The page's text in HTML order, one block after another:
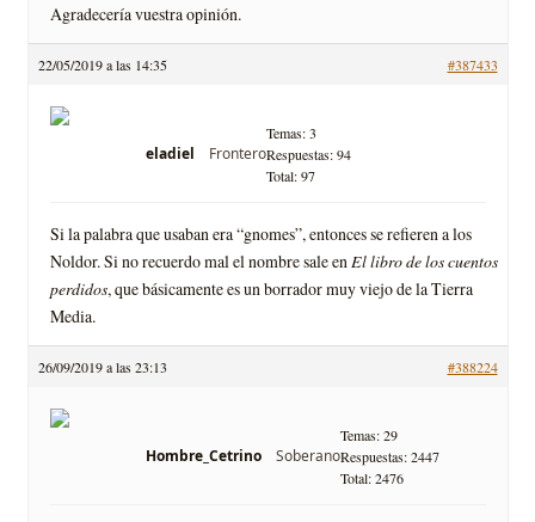
Agradecería vuestra opinión.
22/05/2019 a las 14:35 #387433
eladiel Frontero
Temas: 3
Respuestas: 94
Total: 97
Si la palabra que usaban era “gnomes”, entonces se refieren a los
Noldor. Si no recuerdo mal el nombre sale en El libro de los cuentos
perdidos, que básicamente es un borrador muy viejo de la Tierra
Media.
26/09/2019 a las 23:13 #388224
Hombre_Cetrino Soberano
Temas: 29
Respuestas: 2447
Total: 2476